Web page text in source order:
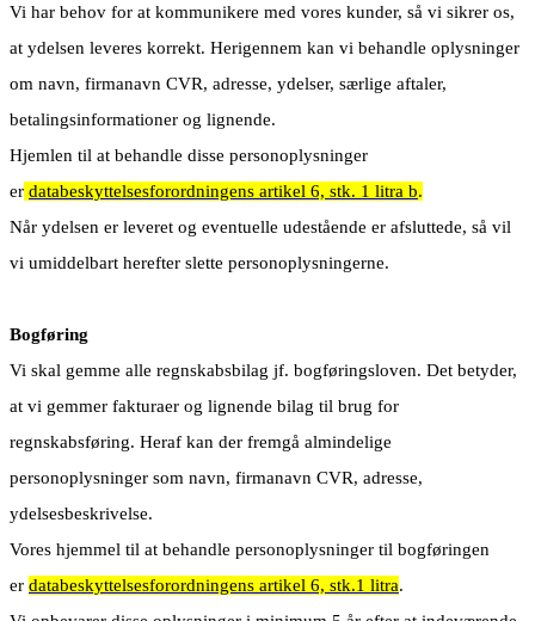
Vi har behov for at kommunikere med vores kunder, så vi sikrer os,
at ydelsen leveres korrekt. Herigennem kan vi behandle oplysninger
om navn, firmanavn CVR, adresse, ydelser, særlige aftaler,
betalingsinformationer og lignende.
Hjemlen til at behandle disse personoplysninger
er databeskyttelsesforordningens artikel 6, stk. 1 litra b.
Når ydelsen er leveret og eventuelle udestående er afsluttede, så vil
vi umiddelbart herefter slette personoplysningerne.
Bogføring
Vi skal gemme alle regnskabsbilag jf. bogføringsloven. Det betyder,
at vi gemmer fakturaer og lignende bilag til brug for
regnskabsføring. Heraf kan der fremgå almindelige
personoplysninger som navn, firmanavn CVR, adresse,
ydelsesbeskrivelse.
Vores hjemmel til at behandle personoplysninger til bogføringen
er databeskyttelsesforordningens artikel 6, stk.1 litra.